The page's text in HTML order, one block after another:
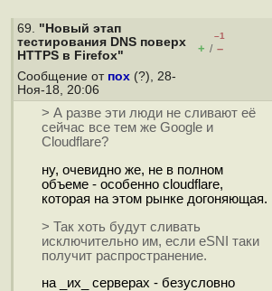
69. "Новый этап
тестирования DNS поверх
HTTPS в Firefox"
–1
+ / –
Сообщение от пох (?), 28-
Ноя-18, 20:06
> А разве эти люди не сливают её
сейчас все тем же Google и
Cloudflare?
ну, очевидно же, не в полном
объеме - особенно cloudflare,
которая на этом рынке догоняющая.
> Так хоть будут сливать
исключительно им, если eSNI таки
получит распространение.
на _их_ серверах - безусловно